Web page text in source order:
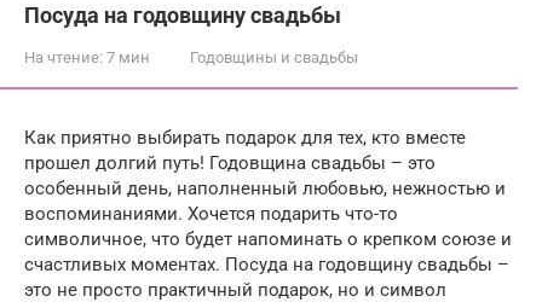
Посуда на годовщину свадьбы
На чтение: 7 мин Годовщины и свадьбы
Как приятно выбирать подарок для тех, кто вместе
прошел долгий путь! Годовщина свадьбы – это
особенный день, наполненный любовью, нежностью и
воспоминаниями. Хочется подарить что-то
символичное, что будет напоминать о крепком союзе и
счастливых моментах. Посуда на годовщину свадьбы –
это не просто практичный подарок, но и символ